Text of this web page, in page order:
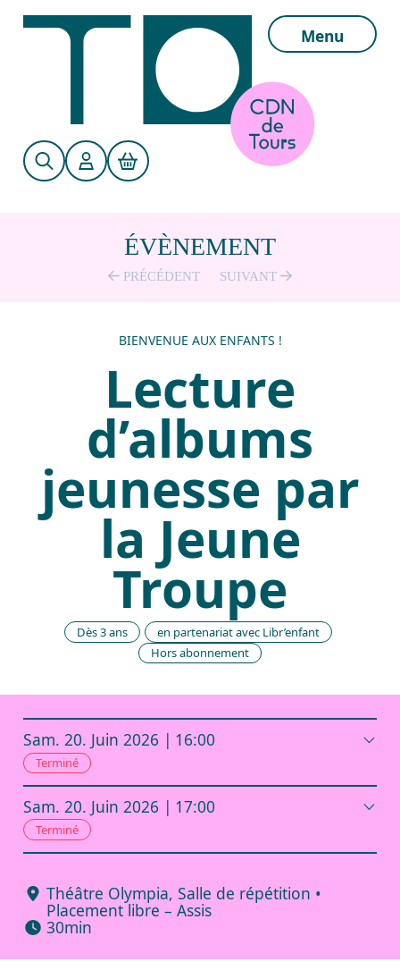
Menu
ÉVÈNEMENT
PRÉCÉDENT SUIVANT
BIENVENUE AUX ENFANTS !
Lecture
d’albums
jeunesse par
la Jeune
Troupe
Dès 3 ans
en partenariat avec Libr’enfant
Hors abonnement
Sam. 20. Juin 2026 16:00
Terminé
Sam. 20. Juin 2026 17:00
Terminé
Théâtre Olympia,Salle de répétition •
Placement libre – Assis
30min